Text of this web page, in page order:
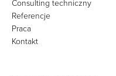
Consulting techniczny
Referencje
Praca
Kontakt